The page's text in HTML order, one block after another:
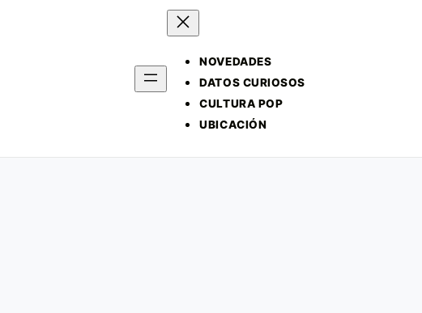
NOVEDADES
DATOS CURIOSOS
CULTURA POP
UBICACIÓN